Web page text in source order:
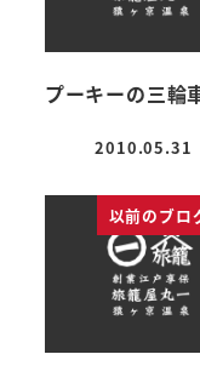
プーキーの三輪
投稿日
2010.05.31
以前のブロ